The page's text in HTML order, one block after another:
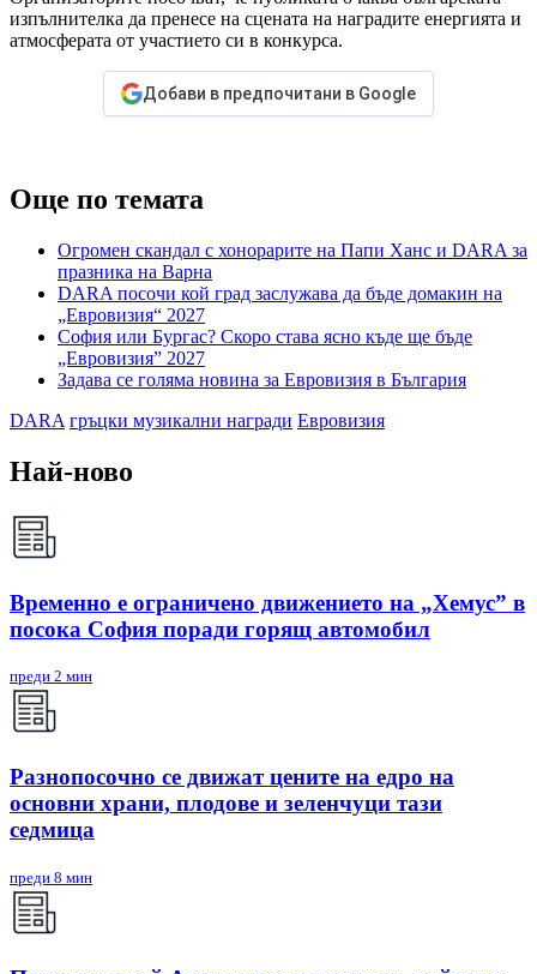
изпълнителка да пренесе на сцената на наградите енергията и
атмосферата от участието си в конкурса.
Добави в предпочитани в Google
Още по темата
Огромен скандал с хонорарите на Папи Ханс и DARA за
празника на Варна
DARA посочи кой град заслужава да бъде домакин на
„Евровизия“ 2027
София или Бургас? Скоро става ясно къде ще бъде
„Евровизия” 2027
Задава се голяма новина за Евровизия в България
DARA гръцки музикални награди Евровизия
Най-ново
Временно е ограничено движението на „Хемус” в
посока София поради горящ автомобил
преди 2 мин
Разнопосочно се движат цените на едро на
основни храни, плодове и зеленчуци тази
седмица
преди 8 мин